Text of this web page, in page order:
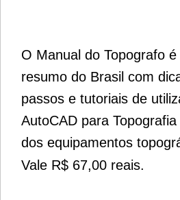
O Manual do Topografo
resumo do Brasil com
passos e tutoriais de
AutoCAD para
dos equipamentos
Vale R$ 67,00 reais.